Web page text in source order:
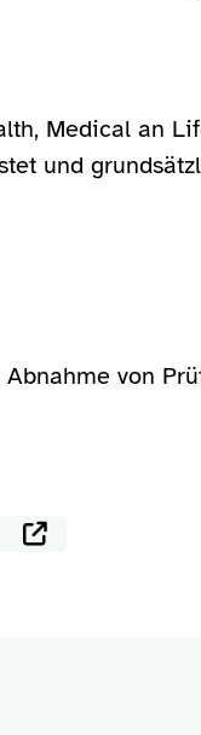
Medical an
und
von